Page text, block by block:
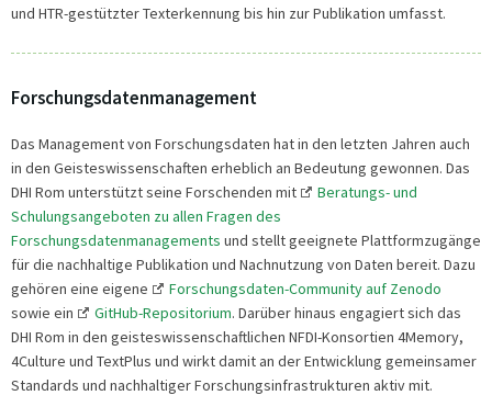
und HTR-gestützter Texterkennung bis hin zur Publikation umfasst.
Forschungsdatenmanagement
Das Management von Forschungsdaten hat in den letzten Jahren auch
in den Geisteswissenschaften erheblich an Bedeutung gewonnen. Das
DHI Rom unterstützt seine Forschenden mit
Beratungs- und
Schulungsangeboten zu allen Fragen des
Forschungsdatenmanagements und stellt geeignete Plattformzugänge
für die nachhaltige Publikation und Nachnutzung von Daten bereit. Dazu
gehören eine eigene
Forschungsdaten-Community auf Zenodo
sowie ein
GitHub-Repositorium. Darüber hinaus engagiert sich das
DHI Rom in den geisteswissenschaftlichen NFDI-Konsortien 4Memory,
4Culture und TextPlus und wirkt damit an der Entwicklung gemeinsamer
Standards und nachhaltiger Forschungsinfrastrukturen aktiv mit.